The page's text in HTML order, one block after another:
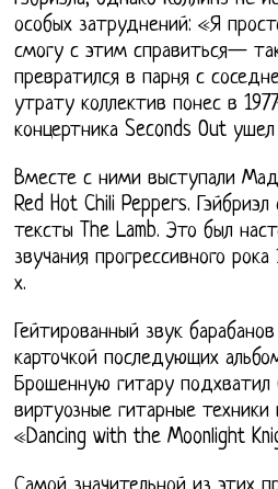
особых затруднений: «Я
смогу с этим справиться—
превратился в парня с
утрату коллектив понес в
концертника Seconds Out
Вместе с ними выступали
Red Hot Chili Peppers.
тексты The Lamb. Это был
звучания прогрессивного
х.
Гейтированный звук
карточкой последующих
Брошенную гитару
виртуозные гитарные
«Dancing with the Moonlight